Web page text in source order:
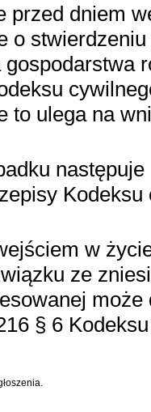
przed dniem
o
to ulega na
Kodeksu
w
ze
§ 6